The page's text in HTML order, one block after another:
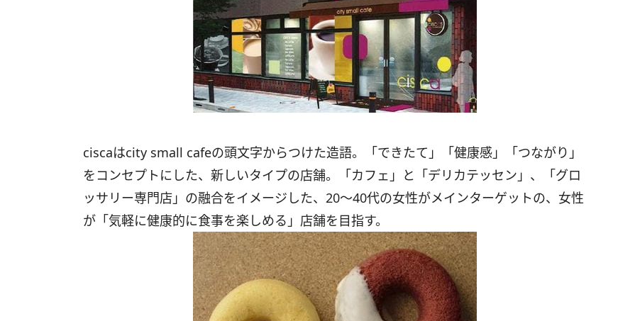
ciscaはcity small cafeの頭文字からつけた造語。「できたて」「健康感」「つながり」
をコンセプトにした、新しいタイプの店舗。「カフェ」と「デリカテッセン」、「グロ
ッサリー専門店」の融合をイメージした、20～40代の女性がメインターゲットの、女性
が「気軽に健康的に食事を楽しめる」店舗を目指す。